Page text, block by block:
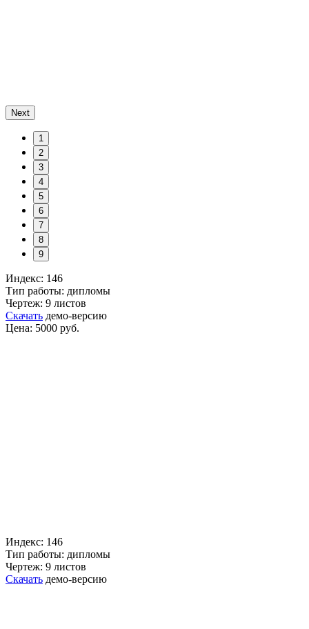
Next
1
2
3
4
5
6
7
8
9
Индекс: 146
Тип работы: дипломы
Чертеж: 9 листов
Скачать демо-версию
Цена: 5000 руб.
Индекс: 146
Тип работы: дипломы
Чертеж: 9 листов
Скачать демо-версию